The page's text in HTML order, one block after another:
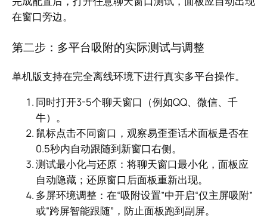
在窗口旁边。
第二步：多平台吸附的实际测试与调整
单机版支持在完全离线环境下进行真实多平台操作。
同时打开3-5个聊天窗口（例如QQ、微信、千
牛）。
鼠标点击不同窗口，观察易歪歪话术面板是否在
0.5秒内自动跟随到新窗口右侧。
测试最小化与还原：将聊天窗口最小化，面板应
自动隐藏；还原窗口后面板重新出现。
多屏环境调整：在“吸附设置”中开启“仅主屏吸附”
或“跨屏智能跟随”，防止面板跑到副屏。